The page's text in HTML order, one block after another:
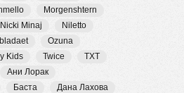
Morgenshtern
Nicki Minaj
Niletto
Ozuna
Kids Twice
TXT
Ани Лорак
Баста
Дана Лахова